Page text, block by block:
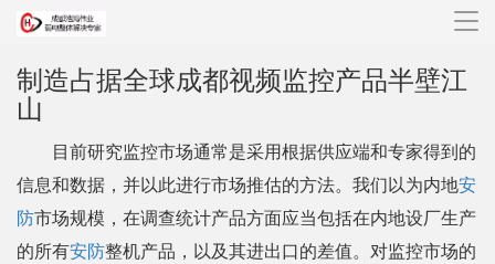
导
制造占据全球成都视频监控产品半壁江
山
目前研究监控市场通常是采用根据供应端和专家得到的
信息和数据，并以此进行市场推估的方法。我们以为内地安
防市场规模，在调查统计产品方面应当包括在内地设厂生产
的所有安防整机产品，以及其进出口的差值。对监控市场的